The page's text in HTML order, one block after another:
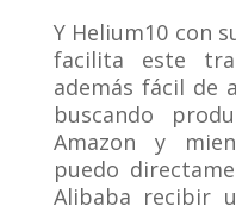
Y Helium10 con
facilita este
además fácil de
buscando
Amazon y
puedo
Alibaba recibir